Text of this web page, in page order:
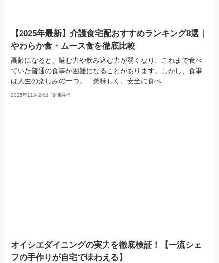
【2025年最新】介護食宅配おすすめランキング8選｜
やわらか食・ムース食を徹底比較
高齢になると、噛む力や飲み込む力が弱くなり、これまで食べ
ていた普通の食事が困難になることがあります。しかし、食事
は人生の楽しみの一つ。「美味しく、安全に食べ...
2025年11月24日 冷凍弁当
オイシエダイニングの実力を徹底検証！【一流シェ
フの手作りが自宅で味わえる】